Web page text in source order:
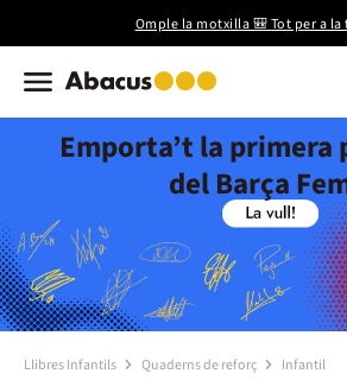
Omple la motxilla 🎒 Tot per a
Emporta’t la
del Barça
Llibres Infantils Quaderns de reforç Infantil